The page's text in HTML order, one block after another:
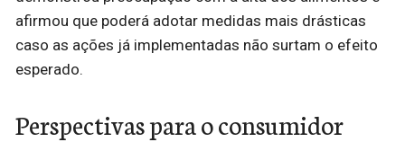
afirmou que poderá adotar medidas mais drásticas
caso as ações já implementadas não surtam o efeito
esperado.
Perspectivas para o consumidor